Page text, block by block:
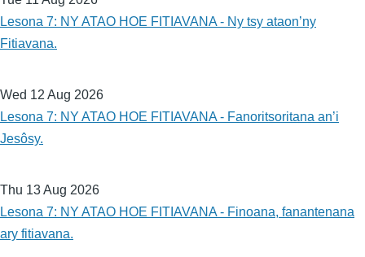
Lesona 7: NY ATAO HOE FITIAVANA - Ny tsy ataon’ny
Fitiavana.
Wed 12 Aug 2026
Lesona 7: NY ATAO HOE FITIAVANA - Fanoritsoritana an’i
Jesôsy.
Thu 13 Aug 2026
Lesona 7: NY ATAO HOE FITIAVANA - Finoana, fanantenana
ary fitiavana.